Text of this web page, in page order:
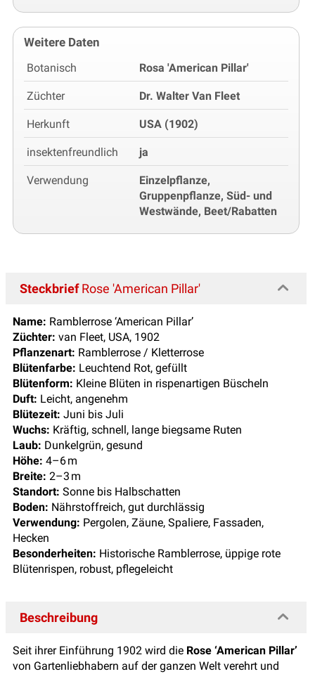
Weitere Daten
Botanisch Rosa 'American Pillar'
Züchter Dr. Walter Van Fleet
Herkunft USA (1902)
insektenfreundlich ja
Verwendung
Einzelpflanze,
Gruppenpflanze, Süd- und
Westwände, Beet/Rabatten
SteckbriefRose 'American Pillar'
Name: Ramblerrose ‘American Pillar’
Züchter: van Fleet, USA, 1902
Pflanzenart: Ramblerrose / Kletterrose
Blütenfarbe: Leuchtend Rot, gefüllt
Blütenform: Kleine Blüten in rispenartigen Büscheln
Duft: Leicht, angenehm
Blütezeit: Juni bis Juli
Wuchs: Kräftig, schnell, lange biegsame Ruten
Laub: Dunkelgrün, gesund
Höhe: 4–6 m
Breite: 2–3 m
Standort: Sonne bis Halbschatten
Boden: Nährstoffreich, gut durchlässig
Verwendung: Pergolen, Zäune, Spaliere, Fassaden,
Hecken
Besonderheiten: Historische Ramblerrose, üppige rote
Blütenrispen, robust, pflegeleicht
Beschreibung
Seit ihrer Einführung 1902 wird die Rose ‘American Pillar’
von Gartenliebhabern auf der ganzen Welt verehrt und